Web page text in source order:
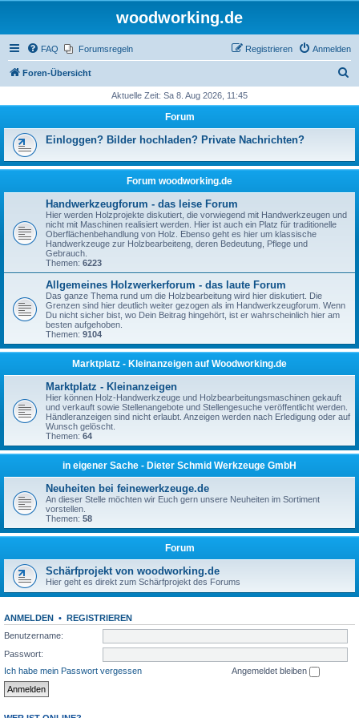
woodworking.de
FAQ Forumsregeln Anmelden
Registrieren
Foren-Übersicht
h
Aktuelle Zeit: Sa 8. Aug 2026, 11:45
Forum
Einloggen? Bilder hochladen? Private Nachrichten?
Forum woodworking.de
Handwerkzeugforum - das leise Forum
Hier werden Holzprojekte diskutiert, die vorwiegend mit Handwerkzeugen und
nicht mit Maschinen realisiert werden. Hier ist auch ein Platz für traditionelle
Oberflächenbehandlung von Holz. Ebenso geht es hier um klassische
Handwerkzeuge zur Holzbearbeiteng, deren Bedeutung, Pflege und
Gebrauch.
Themen: 6223
Allgemeines Holzwerkerforum - das laute Forum
Das ganze Thema rund um die Holzbearbeitung wird hier diskutiert. Die
Grenzen sind hier deutlich weiter gezogen als im Handwerkzeugforum. Wenn
Du nicht sicher bist, wo Dein Beitrag hingehört, ist er wahrscheinlich hier am
besten aufgehoben.
Themen: 9104
Marktplatz - Kleinanzeigen auf Woodworking.de
Marktplatz - Kleinanzeigen
Hier können Holz-Handwerkzeuge und Holzbearbeitungsmaschinen gekauft
und verkauft sowie Stellenangebote und Stellengesuche veröffentlicht werden.
Händleranzeigen sind nicht erlaubt. Anzeigen werden nach Erledigung oder auf
Wunsch gelöscht.
Themen: 64
in eigener Sache - Dieter Schmid Werkzeuge GmbH
Neuheiten bei feinewerkzeuge.de
An dieser Stelle möchten wir Euch gern unsere Neuheiten im Sortiment
vorstellen.
Themen: 58
Forum
Schärfprojekt von woodworking.de
Hier geht es direkt zum Schärfprojekt des Forums
ANMELDEN • REGISTRIEREN
Benutzername:
Passwort:
Ich habe mein Passwort vergessen
Angemeldet bleiben